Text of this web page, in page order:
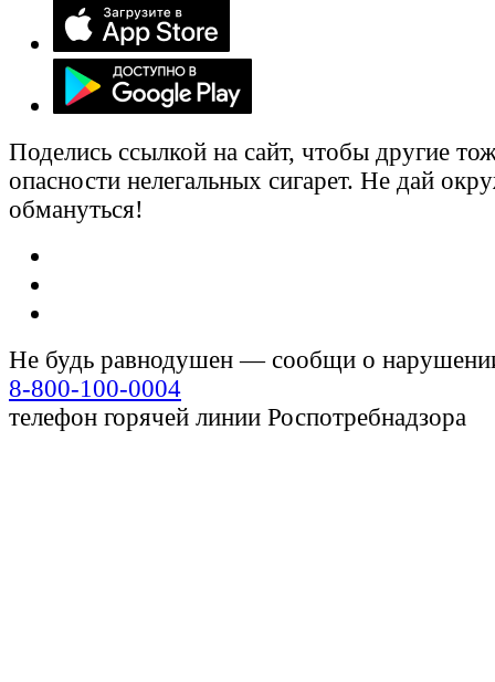
Поделись ссылкой на сайт, чтобы другие
опасности нелегальных сигарет. Не дай
обмануться!
Не будь равнодушен — сообщи о
8-800-100-0004
телефон горячей линии Роспотребнадзора